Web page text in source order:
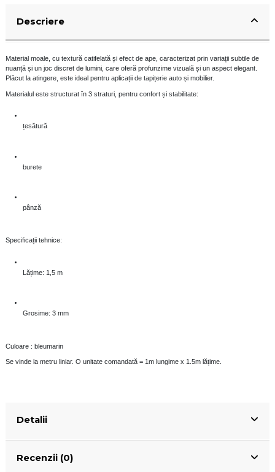
Descriere
Material moale, cu textură catifelată și efect de ape, caracterizat prin variații subtile de
nuanță și un joc discret de lumini, care oferă profunzime vizuală și un aspect elegant.
Plăcut la atingere, este ideal pentru aplicații de tapițerie auto și mobilier.
Materialul este structurat în 3 straturi, pentru confort și stabilitate:
țesătură
burete
pânză
Specificații tehnice:
Lățime: 1,5 m
Grosime: 3 mm
Culoare : bleumarin
Se vinde la metru liniar. O unitate comandată = 1m lungime x 1.5m lățime.
Detalii
Recenzii (0)